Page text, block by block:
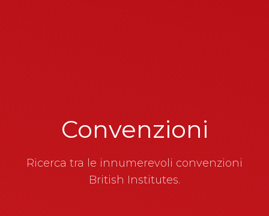
Convenzioni
Ricerca tra le innumerevoli convenzioni
British Institutes.